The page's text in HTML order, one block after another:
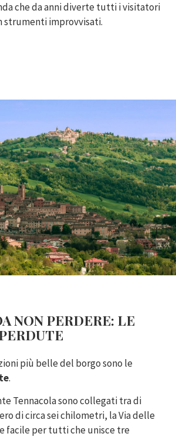
che da anni diverte tutti i visitatori
strumenti improvvisati.
NON PERDERE: LE
più belle del borgo sono le
.
Tennacola sono collegati tra di
di circa sei chilometri, la Via delle
facile per tutti che unisce tre